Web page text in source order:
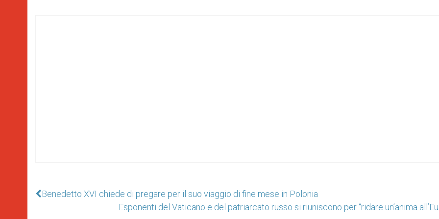
Benedetto XVI chiede di pregare per il suo viaggio di fine mese in Polonia
Esponenti del Vaticano e del patriarcato russo si riuniscono per “ridare un’anima